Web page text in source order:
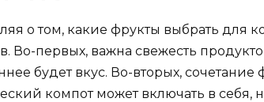
о том, какие фрукты выбрать для
Во-первых, важна свежесть
будет вкус. Во-вторых, сочетание
компот может включать в